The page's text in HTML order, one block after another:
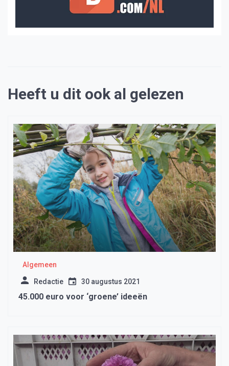
Heeft u dit ook al gelezen
Algemeen
Redactie 30 augustus 2021
45.000 euro voor ‘groene’ ideeën